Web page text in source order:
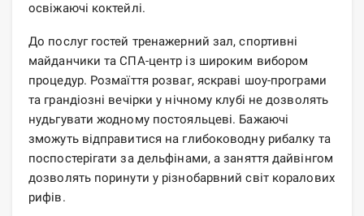
освіжаючі коктейлі.
До послуг гостей тренажерний зал, спортивні
майданчики та СПА-центр із широким вибором
процедур. Розмаїття розваг, яскраві шоу-програми
та грандіозні вечірки у нічному клубі не дозволять
нудьгувати жодному постояльцеві. Бажаючі
зможуть відправитися на глибоководну рибалку та
поспостерігати за дельфінами, а заняття дайвінгом
дозволять поринути у різнобарвний світ коралових
рифів.